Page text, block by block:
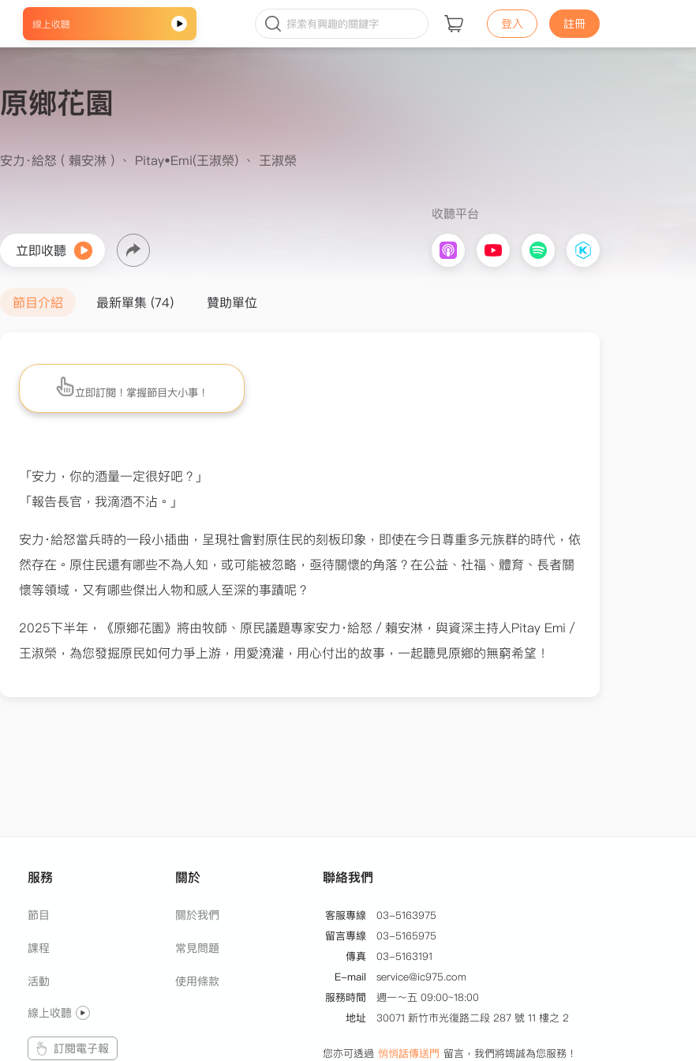
線上收聽 登入 註冊
原鄉花園
安力‧給怒 ( 賴安淋 ) 、 Pitay•Emi(王淑榮) 、 王淑榮
立即收聽
收聽平台
節目介紹 最新單集 (74) 贊助單位
立即訂閱！掌握節目大小事！
「安力，你的酒量一定很好吧？」
「報告長官，我滴酒不沾。」
安力‧給怒當兵時的一段小插曲，呈現社會對原住民的刻板印象，即使在今日尊重多元族群的時代，依
然存在。原住民還有哪些不為人知，或可能被忽略，亟待關懷的角落？在公益、社福、體育、長者關
懷等領域，又有哪些傑出人物和感人至深的事蹟呢？
2025下半年，《原鄉花園》將由牧師、原民議題專家安力‧給怒／賴安淋，與資深主持人Pitay Emi／
王淑榮，為您發掘原民如何力爭上游，用愛澆灌，用心付出的故事，一起聽見原鄉的無窮希望！
服務
節目
課程
活動
線上收聽
訂閱電子報
關於
關於我們
常見問題
使用條款
聯絡我們
客服專線
03-5163975
留言專線
03-5165975
傳真
03-5163191
E-mail
service@ic975.com
服務時間
週一～五 09:00~18:00
地址
30071 新竹市光復路二段 287 號 11 樓之 2
您亦可透過 悄悄話傳送門 留言，我們將竭誠為您服務！